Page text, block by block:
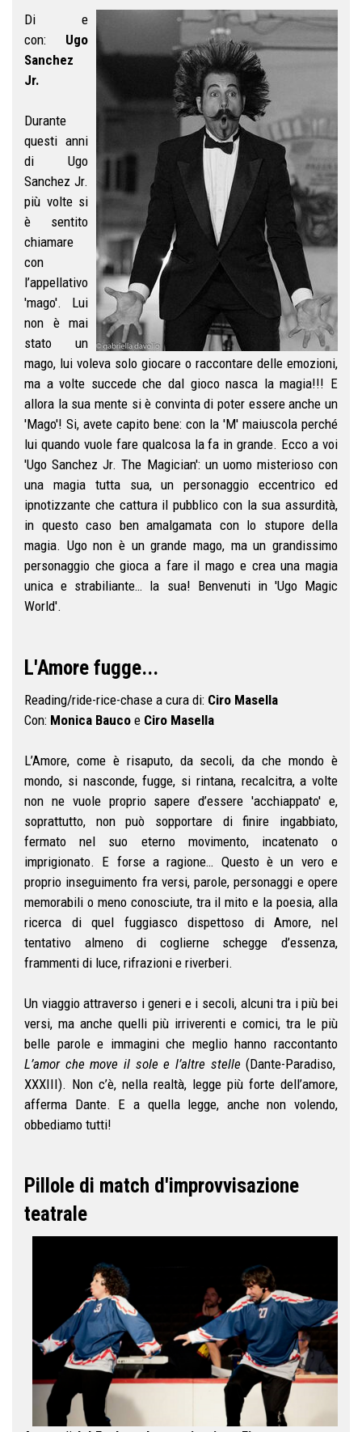
Di e
con: Ugo
Sanchez
Jr.
Durante
questi anni
di Ugo
Sanchez Jr.
più volte si
è sentito
chiamare
con
l’appellativo
'mago'. Lui
non è mai
stato un
mago, lui voleva solo giocare o raccontare delle emozioni,
ma a volte succede che dal gioco nasca la magia!!! E
allora la sua mente si è convinta di poter essere anche un
'Mago'! Si, avete capito bene: con la 'M' maiuscola perché
lui quando vuole fare qualcosa la fa in grande. Ecco a voi
'Ugo Sanchez Jr. The Magician': un uomo misterioso con
una magia tutta sua, un personaggio eccentrico ed
ipnotizzante che cattura il pubblico con la sua assurdità,
in questo caso ben amalgamata con lo stupore della
magia. Ugo non è un grande mago, ma un grandissimo
personaggio che gioca a fare il mago e crea una magia
unica e strabiliante… la sua! Benvenuti in 'Ugo Magic
World'.
L'Amore fugge...
Reading/ride-rice-chase a cura di: Ciro Masella
Con: Monica Bauco e Ciro Masella
L’Amore, come è risaputo, da secoli, da che mondo è
mondo, si nasconde, fugge, si rintana, recalcitra, a volte
non ne vuole proprio sapere d’essere 'acchiappato' e,
soprattutto, non può sopportare di finire ingabbiato,
fermato nel suo eterno movimento, incatenato o
imprigionato. E forse a ragione… Questo è un vero e
proprio inseguimento fra versi, parole, personaggi e opere
memorabili o meno conosciute, tra il mito e la poesia, alla
ricerca di quel fuggiasco dispettoso di Amore, nel
tentativo almeno di coglierne schegge d’essenza,
frammenti di luce, rifrazioni e riverberi.
Un viaggio attraverso i generi e i secoli, alcuni tra i più bei
versi, ma anche quelli più irriverenti e comici, tra le più
belle parole e immagini che meglio hanno raccontanto
L’amor che move il sole e l’altre stelle (Dante-Paradiso,
XXXIII). Non c’è, nella realtà, legge più forte dell’amore,
afferma Dante. E a quella legge, anche non volendo,
obbediamo tutti!
Pillole di match d'improvvisazione
teatrale